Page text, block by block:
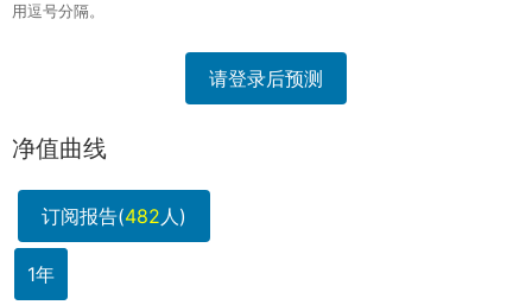
用逗号分隔。
请登录后预测
净值曲线
订阅报告(482人)
1年